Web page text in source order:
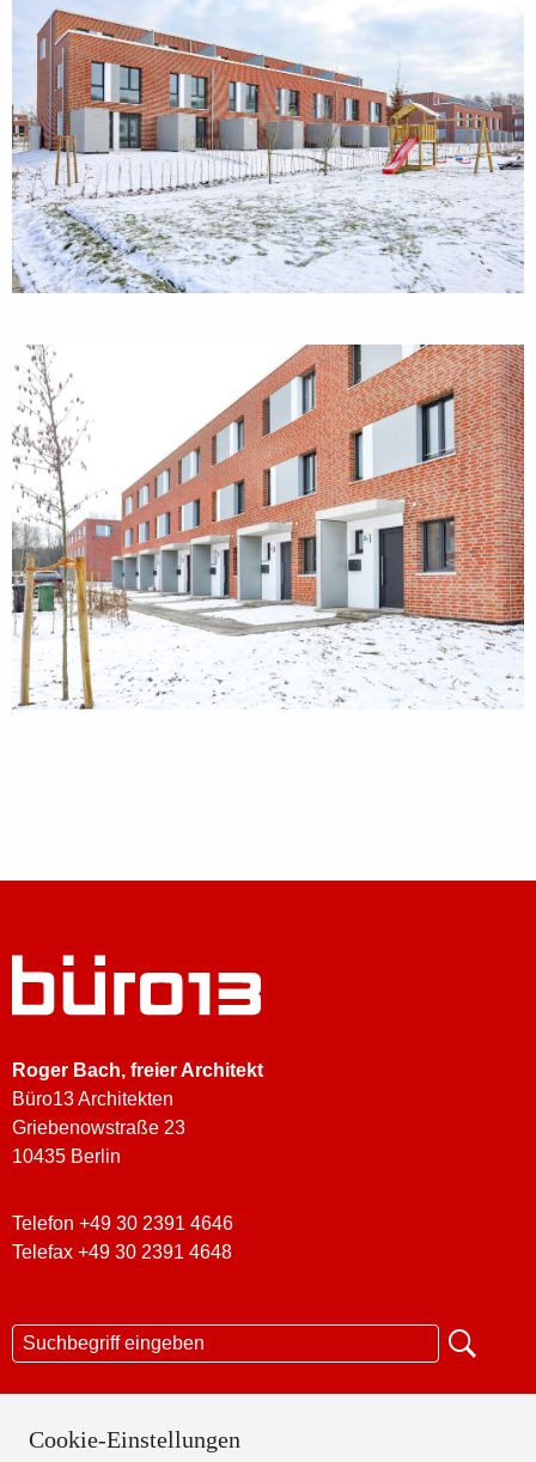
Roger Bach, freier Architekt
Büro13 Architekten
Griebenowstraße 23
10435 Berlin
Telefon +49 30 2391 4646
Telefax +49 30 2391 4648
Cookie-Einstellungen